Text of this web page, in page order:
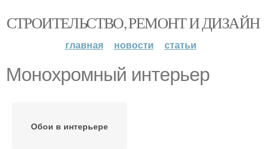
СТРОИТЕЛЬСТВО, РЕМОНТ И ДИЗАЙН
главная новости статьи
Монохромный интерьер
Обои в интерьере